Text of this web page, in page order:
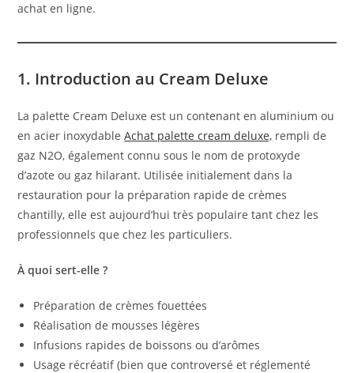
achat en ligne.
1. Introduction au Cream Deluxe
La palette Cream Deluxe est un contenant en aluminium ou
en acier inoxydableAchat palette cream deluxe, rempli de
gaz N2O, également connu sous le nom de protoxyde
d’azote ou gaz hilarant. Utilisée initialement dans la
restauration pour la préparation rapide de crèmes
chantilly, elle est aujourd’hui très populaire tant chez les
professionnels que chez les particuliers.
À quoi sert-elle ?
Préparation de crèmes fouettées
Réalisation de mousses légères
Infusions rapides de boissons ou d’arômes
Usage récréatif (bien que controversé et réglementé